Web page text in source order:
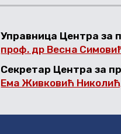
Управница Центра за
проф. др Весна
Секретар Центра за
Ема Живковић